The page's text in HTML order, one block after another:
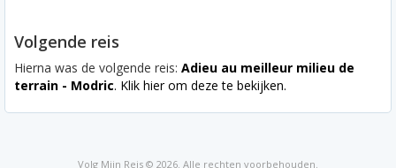
Volgende reis
Hierna was de volgende reis: Adieu au meilleur milieu de
terrain - Modric. Klik hier om deze te bekijken.
Volg Mijn Reis © 2026. Alle rechten voorbehouden.